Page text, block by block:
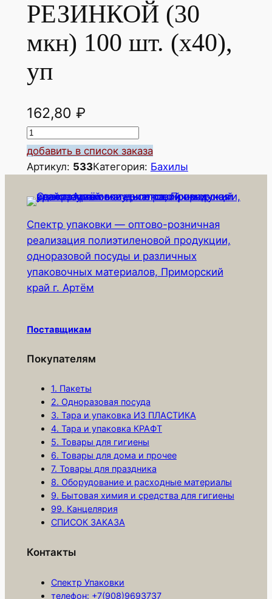
РЕЗИНКОЙ (30
мкн) 100 шт. (х40),
уп
162,80 ₽
К
о
л
ч
с
т
в
о
т
а
р
А
добавить в список заказа
Артикул: 533Категория: Бахилы
Спектр упаковки — оптово-розничная
реализация полиэтиленовой продукции,
одноразовой посуды и различных
упаковочных материалов, Приморский
край г. Артём
Поставщикам
Покупателям
1. Пакеты
2. Одноразовая посуда
3. Тара и упаковка ИЗ ПЛАСТИКА
4. Тара и упаковка КРАФТ
5. Товары для гигиены
6. Товары для дома и прочее
7. Товары для праздника
8. Оборудование и расходные материалы
9. Бытовая химия и средства для гигиены
99. Канцелярия
СПИСОК ЗАКАЗА
Контакты
Спектр Упаковки
телефон: +7(908)9693737